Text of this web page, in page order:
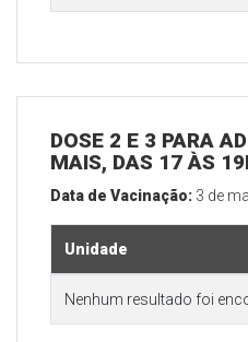
DOSE 2 E 3 PARA
MAIS, DAS 17 ÀS
Data de Vacinação: 3 de
Unidade
Nenhum resultado foi